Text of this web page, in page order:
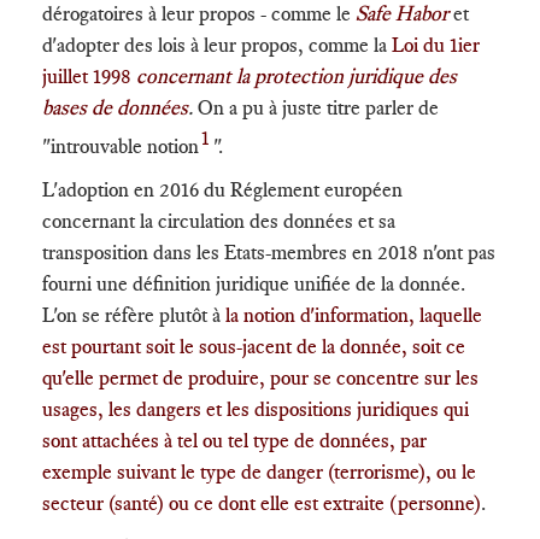
dérogatoires à leur propos - comme le Safe Haboret
d'adopter des lois à leur propos, comme la Loi du 1ier
juillet 1998 concernant la protection juridique des
bases de données. On a pu à juste titre parler de
"introuvable notion1 ".
L'adoption en 2016 du Réglement européen
concernant la circulation des données et sa
transposition dans les Etats-membres en 2018 n'ont pas
fourni une définition juridique unifiée de la donnée.
L'on se réfère plutôt à la notion d'information, laquelle
est pourtant soit le sous-jacent de la donnée, soit ce
qu'elle permet de produire, pour se concentre sur les
usages, les dangers et les dispositions juridiques qui
sont attachées à tel ou tel type de données, par
exemple suivant le type de danger (terrorisme), ou le
secteur (santé) ou ce dont elle est extraite (personne).